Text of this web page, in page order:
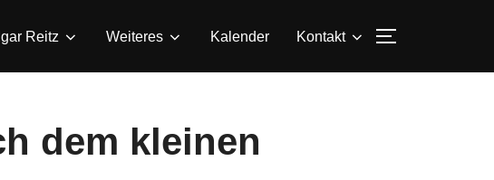
Reitz Weiteres Kalender Kontakt
dem kleinen